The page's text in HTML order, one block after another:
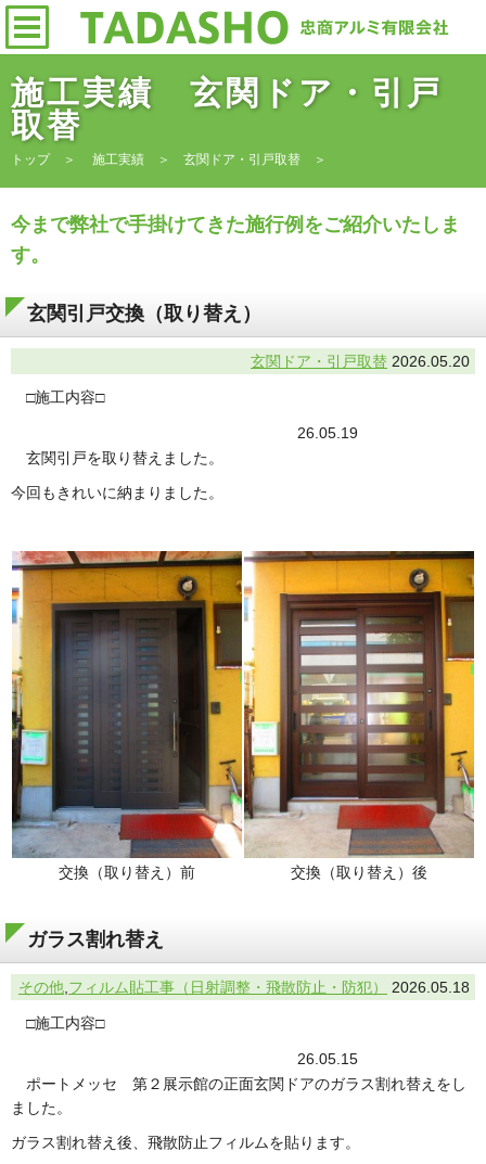
施工実績 玄関ドア・引戸
取替
トップ＞ 施工実績 ＞ 玄関ドア・引戸取替 ＞
今まで弊社で手掛けてきた施行例をご紹介いたしま
す。
玄関引戸交換（取り替え）
玄関ドア・引戸取替 2026.05.20
□施工内容□
26.05.19
玄関引戸を取り替えました。
今回もきれいに納まりました。
交換（取り替え）前 交換（取り替え）後
ガラス割れ替え
その他 フィルム貼工事（日射調整・飛散防止・防犯） 2026.05.18
□施工内容□
26.05.15
ポートメッセ 第２展示館の正面玄関ドアのガラス割れ替えをし
ました。
ガラス割れ替え後、飛散防止フィルムを貼ります。